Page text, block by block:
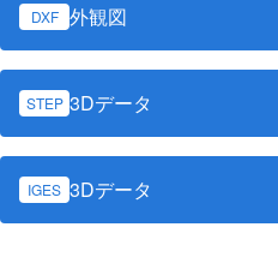
DXF 外観図
STEP 3Dデータ
IGES 3Dデータ